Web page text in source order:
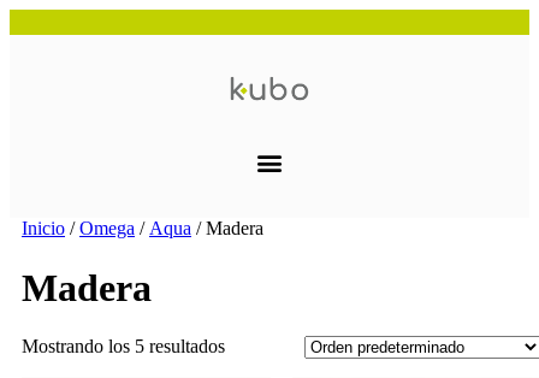
Inicio /Omega / Aqua / Madera
Madera
Mostrando los 5 resultados